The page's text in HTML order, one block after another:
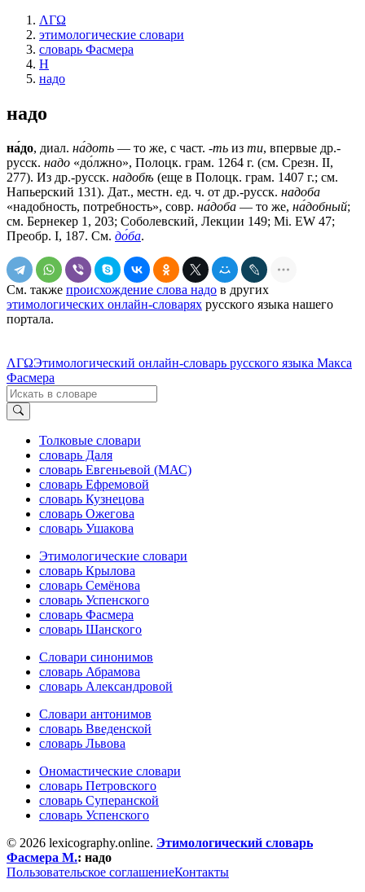
ΛΓΩ
этимологические словари
словарь Фасмера
Н
надо
надо
на́до, диал. на́доть — то же, с част. -ть из ти, впервые др.-
русск. надо «до́лжно», Полоцк. грам. 1264 г. (см. Срезн. II,
277). Из др.-русск. надобѣ (еще в Полоцк. грам. 1407 г.; см.
Напьерский 131). Дат., местн. ед. ч. от др.-русск. надоба
«надобность, потребность», совр. на́доба — то же, на́добный;
см. Бернекер 1, 203; Соболевский, Лекции 149; Мi. ЕW 47;
Преобр. I, 187. См. до́ба.
См. также происхождение слова надо в других
этимологических онлайн-словарях русского языка нашего
портала.
ΛΓΩЭтимологический онлайн-словарь русского языка Макса
Фасмера
Толковые словари
словарь Даля
словарь Евгеньевой (МАС)
словарь Ефремовой
словарь Кузнецова
словарь Ожегова
словарь Ушакова
Этимологические словари
словарь Крылова
словарь Семёнова
словарь Успенского
словарь Фасмера
словарь Шанского
Словари синонимов
словарь Абрамова
словарь Александровой
Словари антонимов
словарь Введенской
словарь Львова
Ономастические словари
словарь Петровского
словарь Суперанской
словарь Успенского
© 2026 lexicography.online. Этимологический словарь
Фасмера М.: надо
Пользовательское соглашениеКонтакты